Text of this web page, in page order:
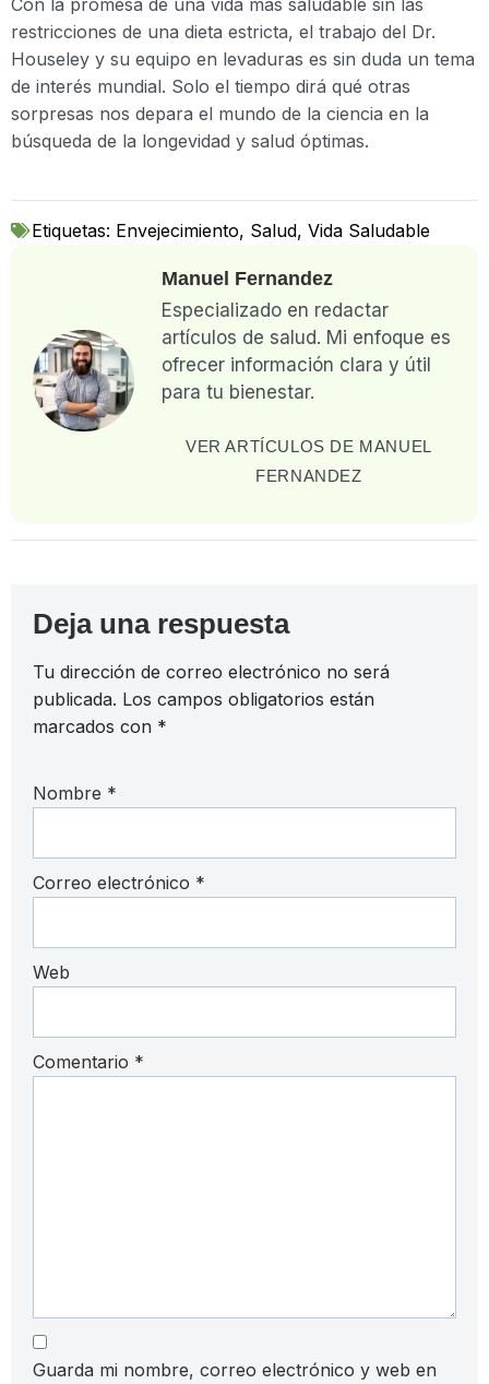
Con la promesa de una vida más saludable sin las
restricciones de una dieta estricta, el trabajo del Dr.
Houseley y su equipo en levaduras es sin duda un tema
de interés mundial. Solo el tiempo dirá qué otras
sorpresas nos depara el mundo de la ciencia en la
búsqueda de la longevidad y salud óptimas.
Etiquetas: Envejecimiento, Salud, Vida Saludable
Manuel Fernandez
Especializado en redactar
artículos de salud. Mi enfoque es
ofrecer información clara y útil
para tu bienestar.
VER ARTÍCULOS DE MANUEL
FERNANDEZ
Deja una respuesta
Tu dirección de correo electrónico no será
publicada. Los campos obligatorios están
marcados con *
Nombre *
Correo electrónico *
Web
Comentario *
Guarda mi nombre, correo electrónico y web en